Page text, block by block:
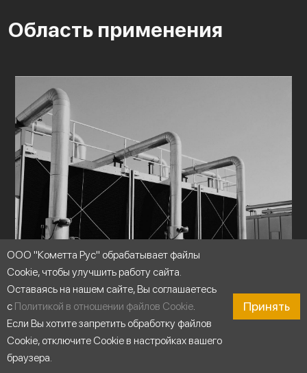
Область применения
ООО "Кометта Рус" обрабатывает файлы
Cookie, чтобы улучшить работу сайта.
Оставаясь на нашем сайте, Вы соглашаетесь
с Политикой в отношении файлов Cookie.
Если Вы хотите запретить обработку файлов
Cookie, отключите Cookie в настройках вашего
браузера.
Принять